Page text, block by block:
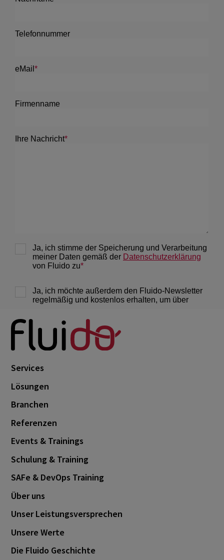
Services
Lösungen
Branchen
Referenzen
Events & Trainings
Schulung & Training
SAFe & DevOps Training
Über uns
Unser Leistungsversprechen
Unsere Werte
Die Fluido Geschichte